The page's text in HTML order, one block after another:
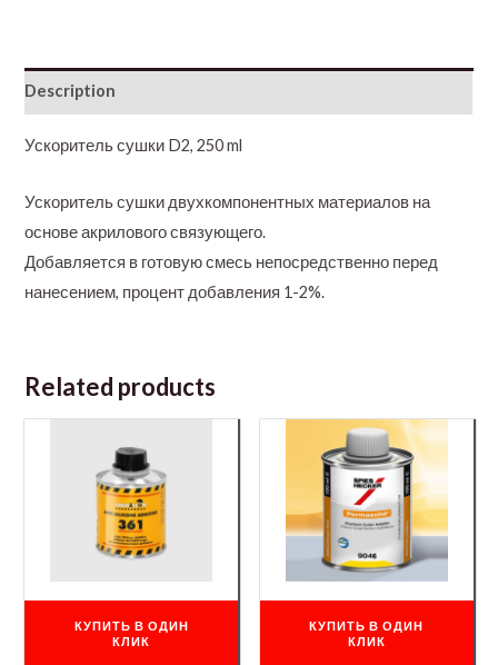
Description
Ускоритель сушки D2, 250 ml
Ускоритель сушки двухкомпонентных материалов на
основе акрилового связующего.
Добавляется в готовую смесь непосредственно перед
нанесением, процент добавления 1-2%.
Related products
КУПИТЬ В ОДИН
КЛИК
КУПИТЬ В ОДИН
КЛИК